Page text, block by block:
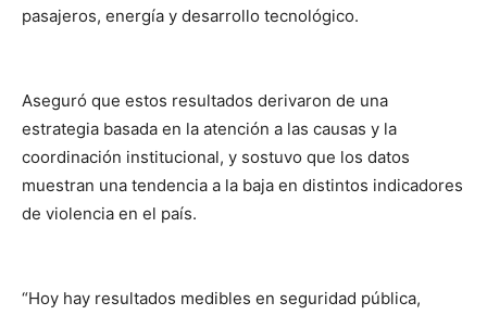
pasajeros, energía y desarrollo tecnológico.
Aseguró que estos resultados derivaron de una
estrategia basada en la atención a las causas y la
coordinación institucional, y sostuvo que los datos
muestran una tendencia a la baja en distintos indicadores
de violencia en el país.
“Hoy hay resultados medibles en seguridad pública,